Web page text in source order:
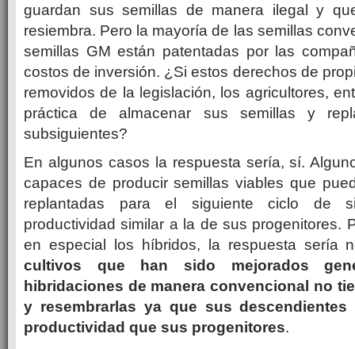
guardan sus semillas de manera ilegal y
resiembra. Pero la mayoría de las semillas
semillas GM están patentadas por las
costos de inversión. ¿Si estos derechos de
removidos de la legislación, los agricultores,
práctica de almacenar sus semillas y
subsiguientes?
En algunos casos la respuesta sería, sí.
capaces de producir semillas viables que
replantadas para el siguiente ciclo de
productividad similar a la de sus progenitores.
en especial los híbridos, la respuesta sería
cultivos que han sido mejorados
hibridaciones de manera convencional no
y resembrarlas ya que sus
productividad que sus progenitores.